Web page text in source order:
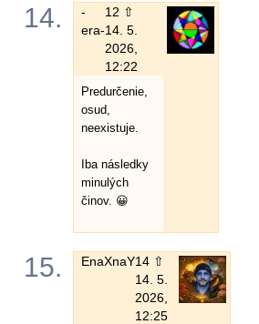
14.
-
era-
12 ⇧
14. 5.
2026,
12:22
Predurčenie,
osud,
neexistuje.
Iba následky
minulých
činov. 😀
15. EnaXnaY14 ⇧
14. 5.
2026,
12:25